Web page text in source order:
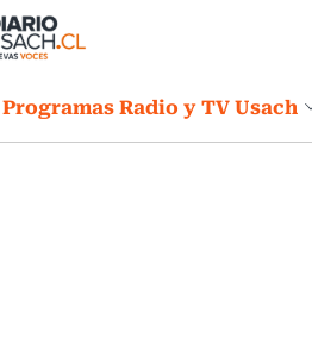
Programas Radio y TV Usach